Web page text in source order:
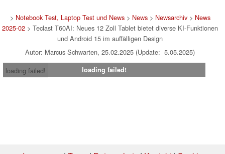
> Notebook Test, Laptop Test und News> News> Newsarchiv> News
2025-02 > Teclast T60AI: Neues 12 Zoll Tablet bietet diverse KI-Funktionen
und Android 15 im auffälligen Design
Autor: Marcus Schwarten, 25.02.2025 (Update: 5.05.2025)
loading failed!
loading failed!